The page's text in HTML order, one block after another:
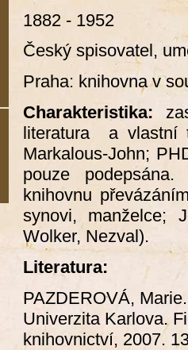
1882 - 1952
Český spisovatel,
Praha: knihovna v
Charakteristika:
literatura a vlastní
Markalous-John;
pouze
knihovnu
synovi, manželce;
Wolker, Nezval).
Literatura:
PAZDEROVÁ,
Univerzita Karlova.
knihovnictví, 2007.